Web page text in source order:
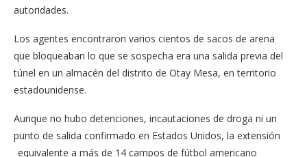
autoridades.
Los agentes encontraron varios cientos de sacos de arena
que bloqueaban lo que se sospecha era una salida previa del
túnel en un almacén del distrito de Otay Mesa, en territorio
estadounidense.
Aunque no hubo detenciones, incautaciones de droga ni un
punto de salida confirmado en Estados Unidos, la extensión
_equivalente a más de 14 campos de fútbol americano_